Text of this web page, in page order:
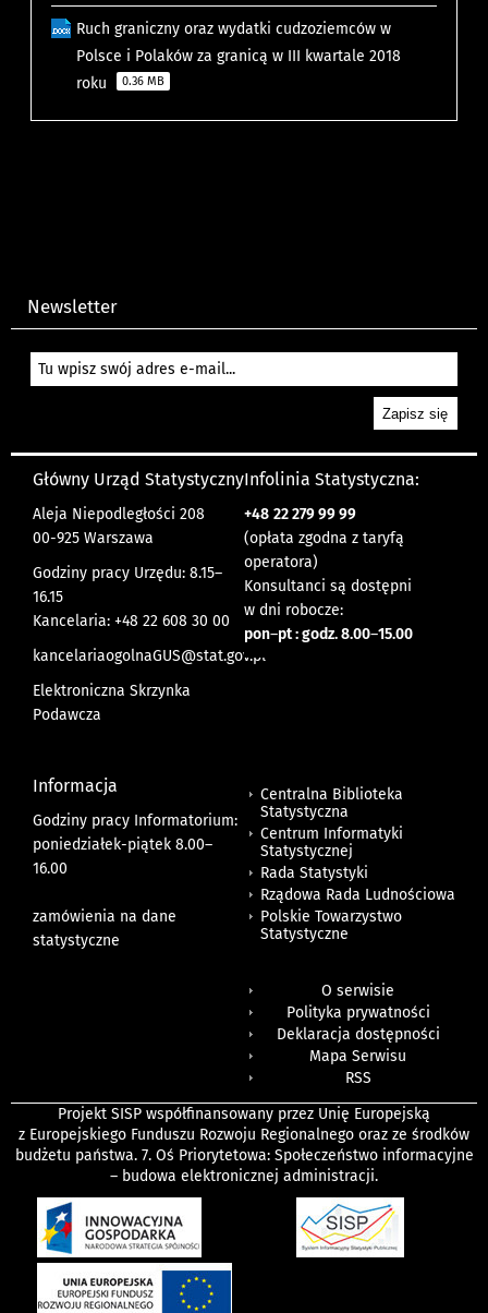
Ruch graniczny oraz wydatki cudzoziemców w
Polsce i Polaków za granicą w III kwartale 2018
roku
0.36 MB
Newsletter
Główny Urząd Statystyczny
Aleja Niepodległości 208
00-925 Warszawa
Godziny pracy Urzędu: 8.15–
16.15
Kancelaria: +48 22 608 30 00
kancelariaogolnaGUS@stat.gov.pl
Elektroniczna Skrzynka
Podawcza
Infolinia Statystyczna:
+48 22 279 99 99
(opłata zgodna z taryfą
operatora)
Konsultanci są dostępni
w dni robocze:
pon–pt : godz. 8.00–15.00
Informacja
Godziny pracy Informatorium:
poniedziałek-piątek 8.00–
16.00
zamówienia na dane
statystyczne
Centralna Biblioteka
Statystyczna
Centrum Informatyki
Statystycznej
Rada Statystyki
Rządowa Rada Ludnościowa
Polskie Towarzystwo
Statystyczne
O serwisie
Polityka prywatności
Deklaracja dostępności
Mapa Serwisu
RSS
Projekt SISP współfinansowany przez Unię Europejską
z Europejskiego Funduszu Rozwoju Regionalnego oraz ze środków
budżetu państwa. 7. Oś Priorytetowa: Społeczeństwo informacyjne
– budowa elektronicznej administracji.